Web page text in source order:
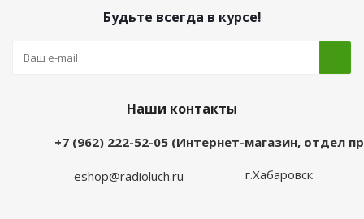
Будьте всегда в курсе!
Наши контакты
+7 (962) 222-52-05 (Интернет-магазин, отдел
eshop@radioluch.ru г.Хабаровск